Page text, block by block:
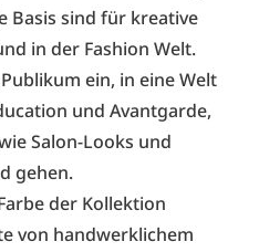
Basis sind für kreative
in der Fashion Welt.
ein, in eine Welt
und Avantgarde,
Salon-Looks und
gehen.
der Kollektion
von handwerklichem